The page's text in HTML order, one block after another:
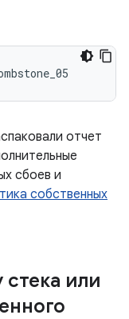
отчет
сбоев и
собственных
или